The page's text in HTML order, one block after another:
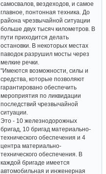
самосвалов, вездеходов, и самое
главное, понтонная техника. До
района чрезвычайной ситуации
больше двух тысяч километров. В
пути приходится делать
остановки. В некоторых местах
паводок разрушил мосты через
мелкие речки.
"Имеются возможности, силы и
средства, которые позволяют
гарантировано обеспечить
мероприятия по ликвидации
последствий чрезвычайной
ситуации.
Это - 10 железнодорожных
бригад, 10 бригад материально-
технического обеспечения и 4
центра материально-
технического обеспечения. В
каждой бригаде имеется
автомобильная и инженерная